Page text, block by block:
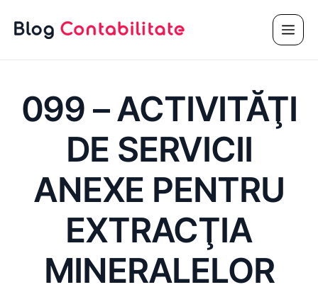
099 – ACTIVITĂŢI
DE SERVICII
ANEXE PENTRU
EXTRACŢIA
MINERALELOR